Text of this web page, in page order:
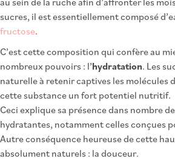
sucres, il est essentiellement composé
fructose.
C’est cette composition qui confère au
nombreux pouvoirs : l’hydratation. Les
naturelle à retenir captives les molécules
cette substance un fort potentiel nutritif.
Ceci explique sa présence dans nombre
hydratantes, notamment celles conçues
Autre conséquence heureuse de cette
absolument naturels : la douceur.